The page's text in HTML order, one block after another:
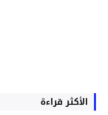
الأكثر قراءة